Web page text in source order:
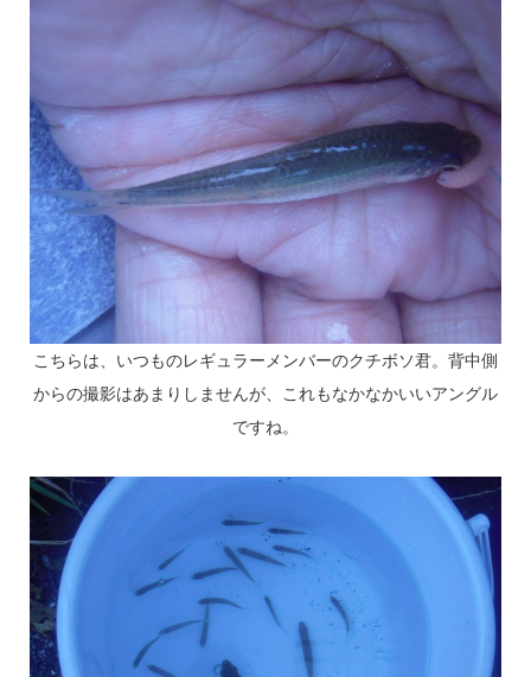
こちらは、いつものレギュラーメンバーのクチボソ君。背中側
からの撮影はあまりしませんが、これもなかなかいいアングル
ですね。